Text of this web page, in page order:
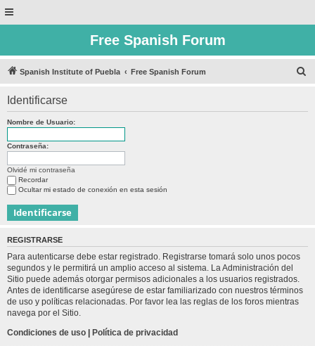
Free Spanish Forum
Spanish Institute of Puebla Free Spanish Forum
Identificarse
Nombre de Usuario:
Contraseña:
Olvidé mi contraseña
Recordar
Ocultar mi estado de conexión en esta sesión
REGISTRARSE
Para autenticarse debe estar registrado. Registrarse tomará solo unos pocos
segundos y le permitirá un amplio acceso al sistema. La Administración del
Sitio puede además otorgar permisos adicionales a los usuarios registrados.
Antes de identificarse asegúrese de estar familiarizado con nuestros términos
de uso y políticas relacionadas. Por favor lea las reglas de los foros mientras
navega por el Sitio.
Condiciones de uso | Política de privacidad